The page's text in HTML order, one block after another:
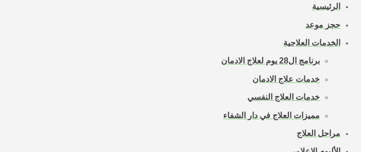
الرئيسية
حجز موعد
الخدمات العلاجية
برنامج ال28 يوم لعلاج الادمان
خدمات علاج الادمان
خدمات العلاج النفسي
مميزات العلاج في دار الشفاء
مراحل العلاج